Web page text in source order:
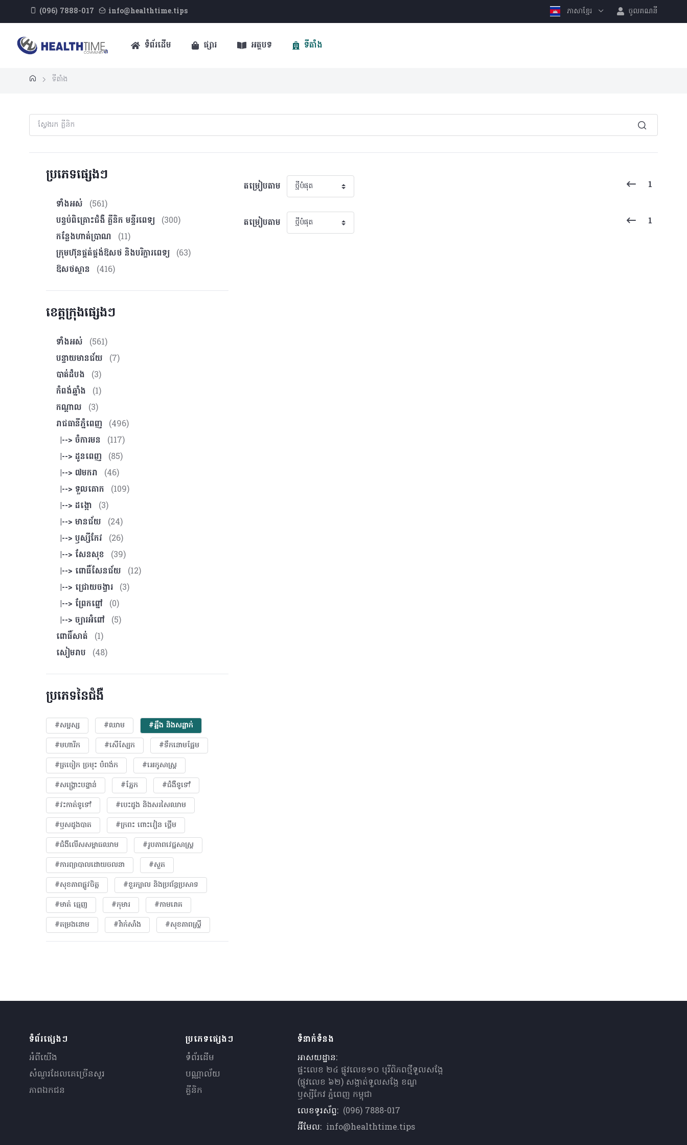
(096) 7888-017 info@healthtime.tips ភាសាខ្មែរ ចូលគណនី
ទំព័រដើម ផ្សារ អត្ថបទ ទីតាំង
ទីតាំង
ប្រភេទផ្សេងៗ
ទាំងអស់
(561)
បន្ទប់ពិគ្រោះ​ជំងឺ គ្លីនិក មន្ទីរពេទ្យ (300)
កន្លែងហាត់ប្រាណ
(11)
ក្រុមហ៊ុនផ្គត់ផ្គង់ឱសថ និងបរិក្ខារពេទ្យ (63)
ឱសថស្ថាន
(416)
ខេត្តក្រុងផ្សេងៗ
ទាំងអស់
(561)
បន្ទាយមានជ័យ
(7)
បាត់ដំបង
(3)
កំពង់ឆ្នាំង
(1)
កណ្ដាល
(3)
រាជធានីភ្នំពេញ
(496)
|--> ចំការមន
(117)
|--> ដូនពេញ
(85)
|--> ៧មករា
(46)
|--> ទួលគោក
(109)
|--> ដង្កោ
(3)
|--> មានជ័យ
(24)
|--> ឫស្សីកែវ
(26)
|--> សែនសុខ
(39)
|--> ពោធិ៍សែនជ័យ
(12)
|--> ជ្រោយចង្វារ (3)
|--> ព្រែកព្នៅ
(0)
|--> ច្បារអំពៅ
(5)
ពោធិ៍សាត់
(1)
សៀមរាប
(48)
ប្រភេទនៃជំងឺ
#សម្ផស្ស #ឈាម
#ឆ្អឹង និងសន្លាក់
#មហារីក​
#សើស្បែក
#ទឹកនោមផ្អែម
#ត្រចៀក ច្រមុះ បំពង់ក
#អេកូសាស្រ្ត
#សង្គ្រោះបន្ទាន់
#ភ្នែក​
#ជំងឺទូទៅ
#វះកាត់ទូទៅ
#បេះដូង​ និងសរសៃឈាម
#ឫសដូងបាត
#ក្រពះ ពោះវៀន ថ្លើម
#ជំងឺលើសសម្ពាធឈាម
#​រូបភាពវេជ្ជសាស្រ្ត
#ការព្យាបាលដោយ​ចលនា
#សួត
#សុខភាពផ្លូវចិត្ត
#ខួរក្បាល និងប្រព័ន្ធប្រសាទ
#មាត់ ធ្មេញ
#កុមារ
#កាមរោគ
#តម្រងនោម
#វ៉ាក់សាំង #សុខភាពស្រ្តី
តម្រៀបតាម 1
តម្រៀបតាម 1
ទំព័រផ្សេងៗ
អំពីយើង
សំណួរ​ដែលគេ​ច្រើន​សួរ
ភាពឯកជន
ប្រភេទផ្សេងៗ
ទំព័រដើម
បណ្ណាល័យ
គ្លីនិក
ទំនាក់ទំនង
អាសយដ្ឋាន:
ផ្ទះលេខ ២៤ ផ្លូវលេខ១០ បុរីពិភពថ្មីទួលសង្កែ
(ផ្លូវលេខ ៦២) សង្កាត់ទួលសង្កែ ខណ្ឌ
ឫស្សីកែវ ភ្នំពេញ កម្ពុជា
លេខទូរស័ព្ទ: (096) 7888-017
អ៊ីមែល: info@healthtime.tips